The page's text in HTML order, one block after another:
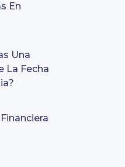
En
Una
La Fecha